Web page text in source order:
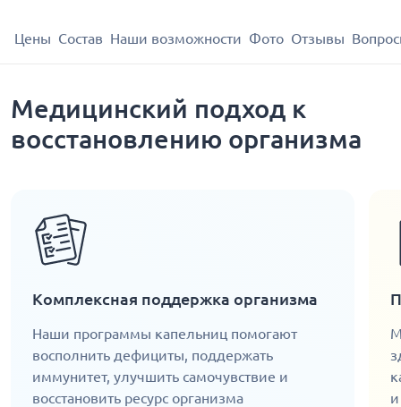
Цены Состав Наши возможности Фото Отзывы
Медицинский подход к
восстановлению организма
Комплексная поддержка организма
Наши программы капельниц помогают
восполнить дефициты, поддержать
иммунитет, улучшить самочувствие и
восстановить ресурс организма